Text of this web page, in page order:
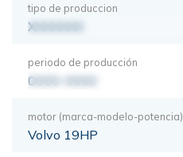
tipo de produccion
XXXXXXX
periodo de producción
0000-0000
motor (marca-modelo-potencia)
Volvo 19HP